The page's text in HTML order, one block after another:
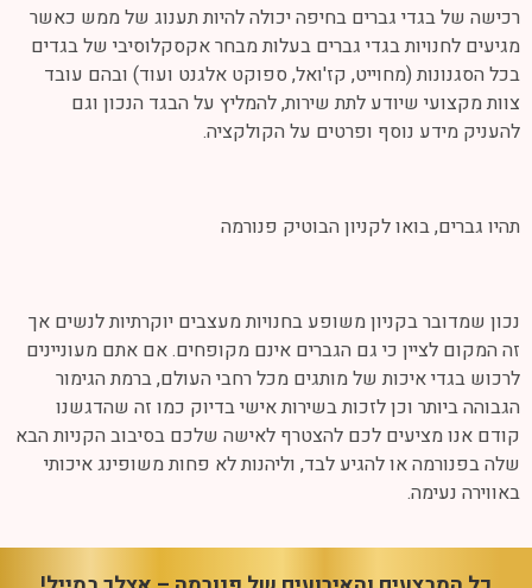
רכישה של בגדי גברים בחיפה יכולה להיות תענוג של ממש כאשר
מגיעים לחנויות בגדי גברים בעלות מבחר אקסקלוסיבי של בגדים
בכל הסגנונות (מחוייט, קז'ואל, ספוקט אלגנט ועוד) ובהם עובד
צוות מקצועי שיודע לתת שירות, להמליץ על הבגד הנכון וגם
להעניק מידע נוסף ופרטים על הקולקציה.
תהיו גברים, בואו לקניון הבוטיק פנורמה
נכון שמדובר בקניון משופע בחנויות מעצבים יוקרתיות לנשים אך
זה המקום לציין כי גם הגברים אינם מקופחים. אם אתם מעוניינים
לרכוש בגדי איכות של מותגים מכל רחבי העולם, ברמת הגימור
הגבוהה ביותר וכן לזכות בשירות אישי בדיוק כמו זה שהדגשנו
קודם אנו מציעים לכם להצטרף לאישה שלכם בסיבוב הקניות הבא
שלה בפנורמה או להגיע לבד, וליהנות לא פחות משופינג איכותי
באווירה נעימה.